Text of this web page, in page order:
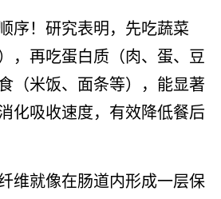
序！研究表明，先吃蔬菜
，再吃蛋白质（肉、蛋、豆
（米饭、面条等），能显著
化吸收速度，有效降低餐后
维就像在肠道内形成一层保